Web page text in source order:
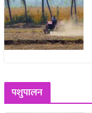
पशुपालन